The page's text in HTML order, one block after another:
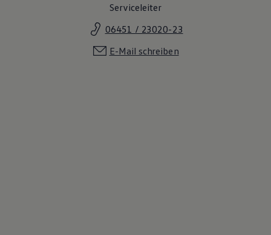
Serviceleiter
06451 / 23020-23
E-Mail schreiben